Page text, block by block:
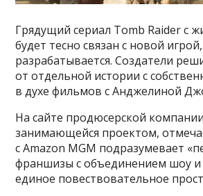
Грядущий сериал Tomb Raider с
будет тесно связан с новой
разрабатывается. Создатели
от отдельной истории с
в духе фильмов с Анджелиной
На сайте продюсерской
занимающейся проектом,
с Amazon MGM подразумевает
франшизы с объединением шоу
единое повествовательное